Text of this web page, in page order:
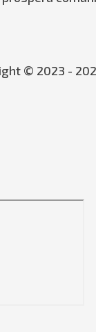
© 2023 -